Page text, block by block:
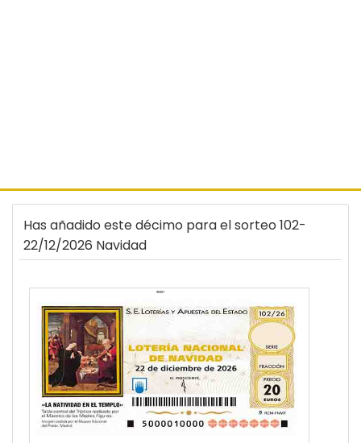
Has añadido este décimo para el sorteo 102-
22/12/2026 Navidad
46251